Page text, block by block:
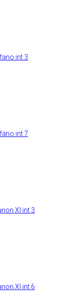
int 3
int 7
XI int 3
XI int 6